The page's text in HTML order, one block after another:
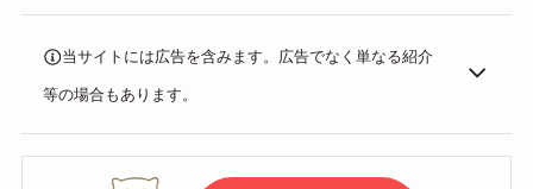
当サイトには広告を含みます。広告でなく単なる紹介
等の場合もあります。